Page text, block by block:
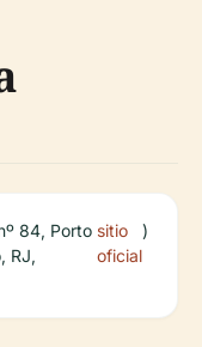
84, Porto
RJ,
sitio
oficial
)